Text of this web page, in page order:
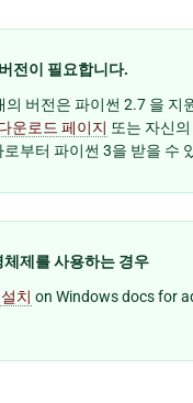
전이 필요합니다.
의 버전은 파이썬 2.7 을 지
운로드 페이지 또는 자신
로부터 파이썬 3을 받을 수
체제를 사용하는 경우
치 on Windows docs for